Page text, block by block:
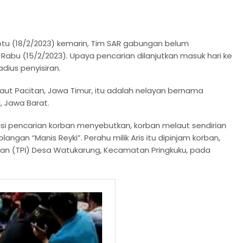
(18/2/2023) kemarin, Tim SAR gabungan belum
(15/2/2023). Upaya pencarian dilanjutkan masuk hari ke
penyisiran.
Pacitan, Jawa Timur, itu adalah nelayan bernama
Jawa Barat.
pencarian korban menyebutkan, korban melaut sendirian
“Manis Reyki”. Perahu milik Aris itu dipinjam korban,
(TPI) Desa Watukarung, Kecamatan Pringkuku, pada